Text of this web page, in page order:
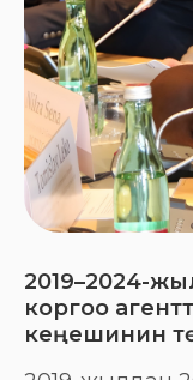
2019–2024-
коргоо
кеңешинин